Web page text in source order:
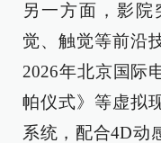
另一方面，影
觉、触觉等前沿
2026年北京国际
帕仪式》等虚拟
系统，配合4D动